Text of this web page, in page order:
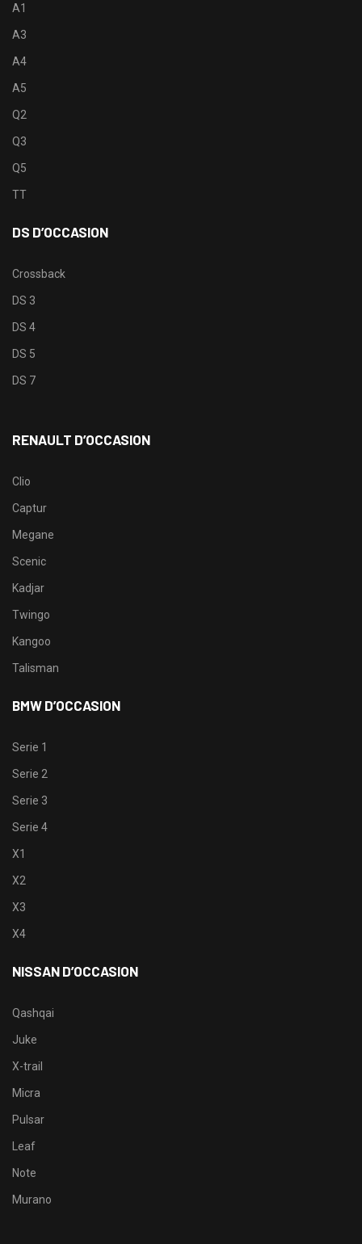
A1
A3
A4
A5
Q2
Q3
Q5
TT
DS D’OCCASION
Crossback
DS 3
DS 4
DS 5
DS 7
RENAULT D’OCCASION
Clio
Captur
Megane
Scenic
Kadjar
Twingo
Kangoo
Talisman
BMW D’OCCASION
Serie 1
Serie 2
Serie 3
Serie 4
X1
X2
X3
X4
NISSAN D’OCCASION
Qashqai
Juke
X-trail
Micra
Pulsar
Leaf
Note
Murano